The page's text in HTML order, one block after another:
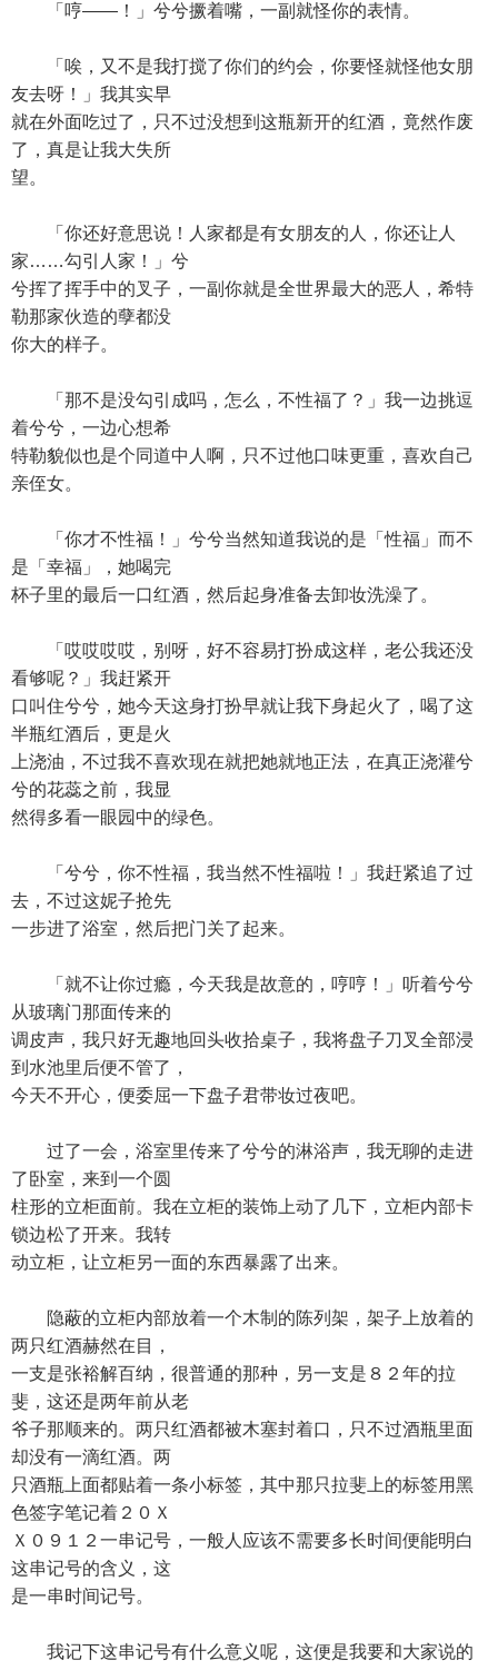
「哼——！」兮兮撅着嘴，一副就怪你的表情。
「唉，又不是我打搅了你们的约会，你要怪就怪他女朋
友去呀！」我其实早
就在外面吃过了，只不过没想到这瓶新开的红酒，竟然作废
了，真是让我大失所
望。
「你还好意思说！人家都是有女朋友的人，你还让人
家……勾引人家！」兮
兮挥了挥手中的叉子，一副你就是全世界最大的恶人，希特
勒那家伙造的孽都没
你大的样子。
「那不是没勾引成吗，怎么，不性福了？」我一边挑逗
着兮兮，一边心想希
特勒貌似也是个同道中人啊，只不过他口味更重，喜欢自己
亲侄女。
「你才不性福！」兮兮当然知道我说的是「性福」而不
是「幸福」，她喝完
杯子里的最后一口红酒，然后起身准备去卸妆洗澡了。
「哎哎哎哎，别呀，好不容易打扮成这样，老公我还没
看够呢？」我赶紧开
口叫住兮兮，她今天这身打扮早就让我下身起火了，喝了这
半瓶红酒后，更是火
上浇油，不过我不喜欢现在就把她就地正法，在真正浇灌兮
兮的花蕊之前，我显
然得多看一眼园中的绿色。
「兮兮，你不性福，我当然不性福啦！」我赶紧追了过
去，不过这妮子抢先
一步进了浴室，然后把门关了起来。
「就不让你过瘾，今天我是故意的，哼哼！」听着兮兮
从玻璃门那面传来的
调皮声，我只好无趣地回头收拾桌子，我将盘子刀叉全部浸
到水池里后便不管了，
今天不开心，便委屈一下盘子君带妆过夜吧。
过了一会，浴室里传来了兮兮的淋浴声，我无聊的走进
了卧室，来到一个圆
柱形的立柜面前。我在立柜的装饰上动了几下，立柜内部卡
锁边松了开来。我转
动立柜，让立柜另一面的东西暴露了出来。
隐蔽的立柜内部放着一个木制的陈列架，架子上放着的
两只红酒赫然在目，
一支是张裕解百纳，很普通的那种，另一支是８２年的拉
斐，这还是两年前从老
爷子那顺来的。两只红酒都被木塞封着口，只不过酒瓶里面
却没有一滴红酒。两
只酒瓶上面都贴着一条小标签，其中那只拉斐上的标签用黑
色签字笔记着２０Ｘ
Ｘ０９１２一串记号，一般人应该不需要多长时间便能明白
这串记号的含义，这
是一串时间记号。
我记下这串记号有什么意义呢，这便是我要和大家说的